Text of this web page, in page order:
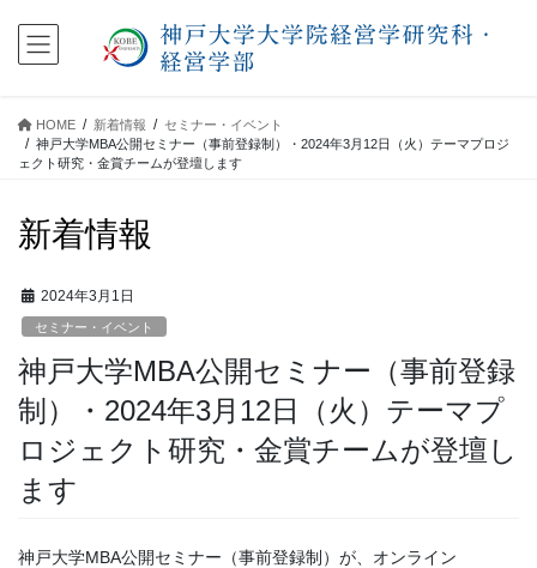
HOME 新着情報
セミナー・イベント
神戸大学MBA公開セミナー（事前登録制）・2024年3月12日（火）テーマプロジ
ェクト研究・金賞チームが登壇します
新着情報
2024年3月1日
セミナー・イベント
神戸大学MBA公開セミナー（事前登録
制）・2024年3月12日（火）テーマプ
ロジェクト研究・金賞チームが登壇し
ます
神戸大学MBA公開セミナー（事前登録制）が、オンライン